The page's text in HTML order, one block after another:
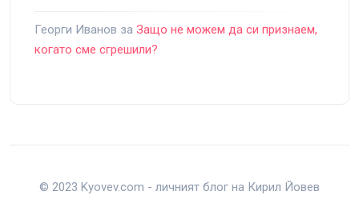
Георги Иванов за Защо не можем да си признаем,
когато сме сгрешили?
© 2023 Kyovev.com - личният блог на Кирил Йовев